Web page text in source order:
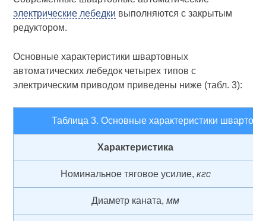
электрические лебедки выполняются с закрытым
редуктором.
Основные характеристики швартовных
автоматических лебедок четырех типов с
электрическим приводом приведены ниже (табл. 3):
Таблица 3. Основные характеристики
Характеристика
Номинальное тяговое усилие, кгс
Диаметр каната,мм